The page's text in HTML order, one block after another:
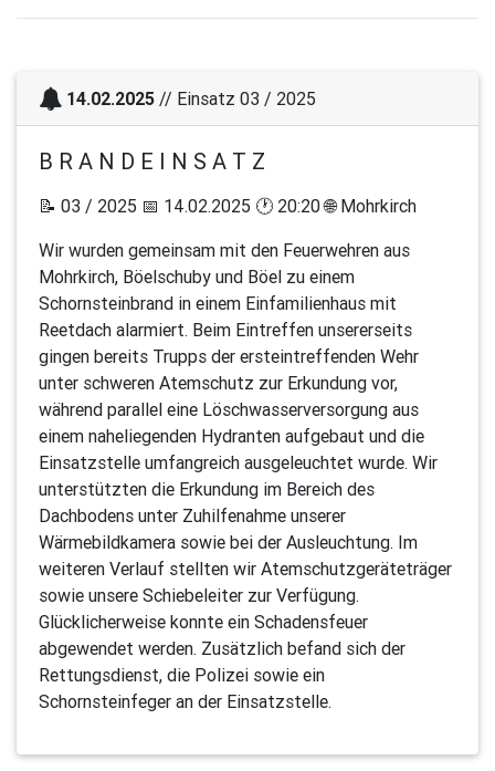
14.02.2025 // Einsatz 03 / 2025
B R A N D E I N S A T Z
📝 03 / 2025 📅 14.02.2025 🕐 20:20 🌐 Mohrkirch
Wir wurden gemeinsam mit den Feuerwehren aus
Mohrkirch, Böelschuby und Böel zu einem
Schornsteinbrand in einem Einfamilienhaus mit
Reetdach alarmiert. Beim Eintreffen unsererseits
gingen bereits Trupps der ersteintreffenden Wehr
unter schweren Atemschutz zur Erkundung vor,
während parallel eine Löschwasserversorgung aus
einem naheliegenden Hydranten aufgebaut und die
Einsatzstelle umfangreich ausgeleuchtet wurde. Wir
unterstützten die Erkundung im Bereich des
Dachbodens unter Zuhilfenahme unserer
Wärmebildkamera sowie bei der Ausleuchtung. Im
weiteren Verlauf stellten wir Atemschutzgeräteträger
sowie unsere Schiebeleiter zur Verfügung.
Glücklicherweise konnte ein Schadensfeuer
abgewendet werden. Zusätzlich befand sich der
Rettungsdienst, die Polizei sowie ein
Schornsteinfeger an der Einsatzstelle.